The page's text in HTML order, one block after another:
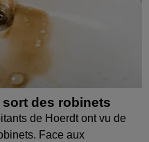
sort des robinets
de Hoerdt ont vu de
Face aux